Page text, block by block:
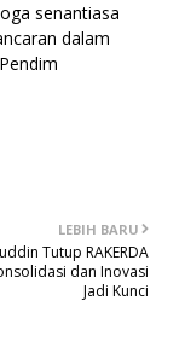
senantiasa
dalam
LEBIH BARU
Tutup RAKERDA
dan Inovasi
Jadi Kunci